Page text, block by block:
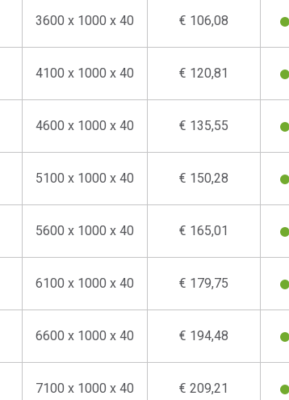
3600 x 1000 x 40 € 106,08
4100 x 1000 x 40 € 120,81
4600 x 1000 x 40 € 135,55
5100 x 1000 x 40 € 150,28
5600 x 1000 x 40 € 165,01
6100 x 1000 x 40 € 179,75
6600 x 1000 x 40 € 194,48
7100 x 1000 x 40 € 209,21